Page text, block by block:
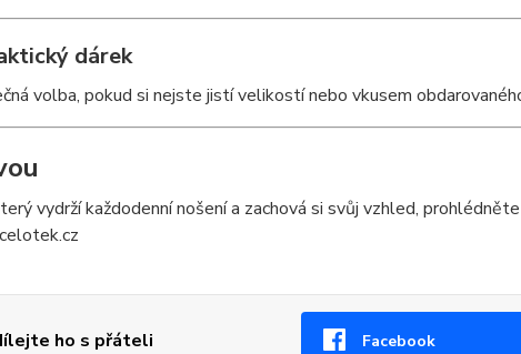
dárek
volba, pokud si nejste jistí velikostí nebo vkusem
vydrží každodenní nošení a zachová si svůj vzhled,
ho s přáteli Facebook